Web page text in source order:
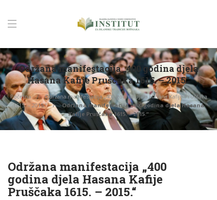
Održana manifestacija „400 godina djela
Hasana Kafije Pruščaka 1615. – 2015.“
Početna
Održana manifestacija „400 godina djela Hasana Kafije Pruščaka
1615. – 2015.“
Održana manifestacija „400 godina djela Hasana
Kafije Pruščaka 1615. – 2015.“
Održana manifestacija „400
godina djela Hasana Kafije
Pruščaka 1615. – 2015.“